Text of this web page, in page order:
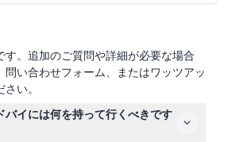
す。追加のご質問や詳細が必要な場合
問い合わせフォーム、またはワッツアッ
い。
バイには何を持って行くべきです